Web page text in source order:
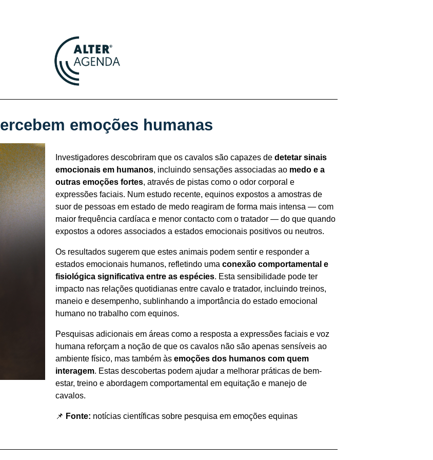
emoções humanas
Investigadores descobriram que os cavalos são capazes de detetar sinais
emocionais em humanos, incluindo sensações associadas ao medo e a
outras emoções fortes, através de pistas como o odor corporal e
expressões faciais. Num estudo recente, equinos expostos a amostras de
suor de pessoas em estado de medo reagiram de forma mais intensa — com
maior frequência cardíaca e menor contacto com o tratador — do que quando
expostos a odores associados a estados emocionais positivos ou neutros.
Os resultados sugerem que estes animais podem sentir e responder a
estados emocionais humanos, refletindo uma conexão comportamental e
fisiológica significativa entre as espécies. Esta sensibilidade pode ter
impacto nas relações quotidianas entre cavalo e tratador, incluindo treinos,
maneio e desempenho, sublinhando a importância do estado emocional
humano no trabalho com equinos.
Pesquisas adicionais em áreas como a resposta a expressões faciais e voz
humana reforçam a noção de que os cavalos não são apenas sensíveis ao
ambiente físico, mas também às emoções dos humanos com quem
interagem. Estas descobertas podem ajudar a melhorar práticas de bem-
estar, treino e abordagem comportamental em equitação e manejo de
cavalos.
📌 Fonte: notícias científicas sobre pesquisa em emoções equinas